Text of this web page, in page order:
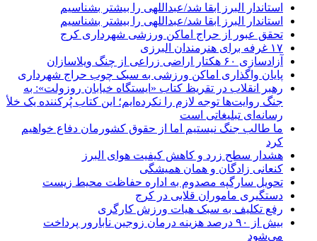
استاندار البرز ابقا شد/عبداللهی را بیشتر بشناسیم
استاندار البرز ابقا شد/عبداللهی را بیشتر بشناسیم
تحقق عبور از حراج اماکن ورزشی شهرداری کرج
۱۷ غرفه برای هنرمندان البرزی
آزادسازی ۶۰ هکتار اراضی زراعی از چنگ ویلاسازان
پایان واگذاری اماکن ورزشی به سبک چوب حراج شهرداری
رهبر انقلاب در تقریظ کتاب «ایستگاه خیابان روزولت»: به
جنگ روایت‌ها توجه لازم را نکرده‌ایم؛ این کتاب پُرکننده‌ یک خلأ
رسانه‌ای تبلیغاتی است
ما طالب جنگ نیستیم اما از حقوق کشورمان دفاع خواهیم
کرد
هشدار سطح زرد و کاهش کیفیت هوای البرز
کنعانی زادگان و همان همیشگی
تحویل سارگپه مصدوم به اداره حفاظت محیط زیست
دستگیری ماموران قلابی در کرج
رفع تکلیف به سبک هیات ورزش کارگری
بیش از ۹۰ درصد هزینه درمان زوجین نابارور پرداخت
می‌شود